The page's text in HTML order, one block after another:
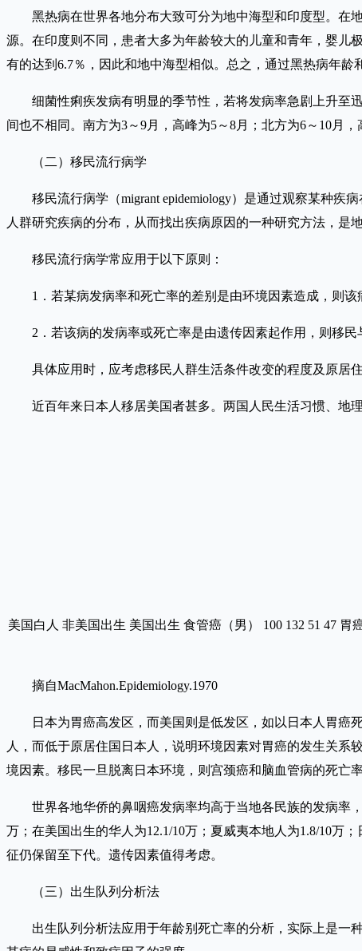
黑热病在世界各地分布大致可分为地中海型和印度型。在地
源。在印度则不同，患者大多为年龄较大的儿童和青年，婴儿
有的达到6.7％，因此和地中海型相似。总之，通过黑热病年
细菌性痢疾发病有明显的季节性，若将发病率急剧上升至迅
间也不相同。南方为3～9月，高峰为5～8月；北方为6～10月，
（二）移民流行病学
移民流行病学（migrant epidemiology）是通过观察某种疾
人群研究疾病的分布，从而找出疾病原因的一种研究方法，是
移民流行病学常应用于以下原则：
1．若某病发病率和死亡率的差别是由环境因素造成，则该
2．若该病的发病率或死亡率是由遗传因素起作用，则移民
具体应用时，应考虑移民人群生活条件改变的程度及原居住
近百年来日本人移居美国者甚多。两国人民生活习惯、地理
美国白人 非美国出生 美国出生 食管癌（男） 100 132 51 47 胃
摘自MacMahon.Epidemiology.1970
日本为胃癌高发区，而美国则是低发区，如以日本人胃癌死
人，而低于原居住国日本人，说明环境因素对胃癌的发生关
境因素。移民一旦脱离日本环境，则宫颈癌和脑血管病的死亡
世界各地华侨的鼻咽癌发病率均高于当地各民族的发病率，
万；在美国出生的华人为12.1/10万；夏威夷本地人为1.8/10万
征仍保留至下代。遗传因素值得考虑。
（三）出生队列分析法
出生队列分析法应用于年龄别死亡率的分析，实际上是一种